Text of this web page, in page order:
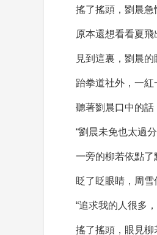
搖了搖頭，劉晨急
原本還想看看夏
見到這裏，劉晨的
跆拳道社外，一紅
聽著劉晨口中的話
“劉晨未免也太過
一旁的柳若依點了
眨了眨眼睛，周
“追求我的人很多
搖了搖頭，眼見柳